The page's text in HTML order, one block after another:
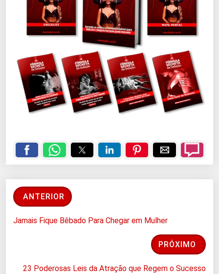
ANTERIOR
Jamais Fique Bêbado Para Chegar em Mulher
PRÓXIMO
23 Poderosas Leis da Atração que Regem o Sucesso